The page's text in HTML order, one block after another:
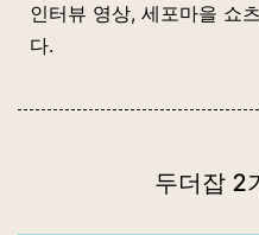
인터뷰 영상, 세포마을 쇼
다.
두더잡 2